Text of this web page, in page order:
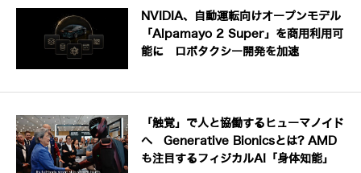
NVIDIA、自動運転向けオープンモデル
「Alpamayo 2 Super」を商用利用可
能に ロボタクシー開発を加速
「触覚」で人と協働するヒューマノイド
へ Generative Bionicsとは? AMD
も注目するフィジカルAI「身体知能」